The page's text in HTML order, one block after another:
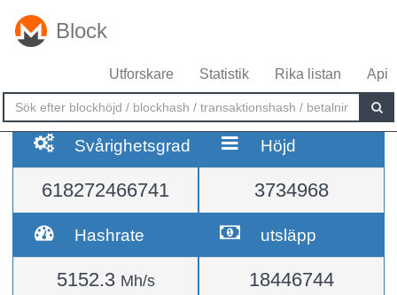
Block
Utforskare Statistik Rika listan Api
Svårighetsgrad
618272466741
Höjd
3734968
Hashrate
5152.3 Mh/s
utsläpp
18446744